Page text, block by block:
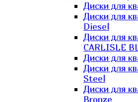
Диски для
Диски для
Diesel
Диски для
CARLISLE
Диски для
Диски для
Steel
Диски для
Bronze